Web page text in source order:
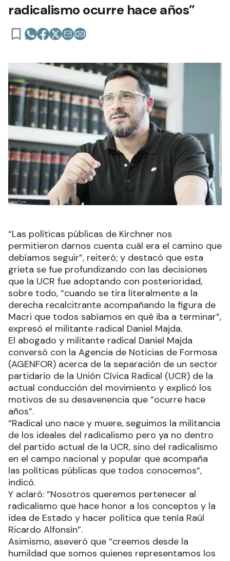
radicalismo ocurre hace años”
“Las políticas públicas de Kirchner nos
permitieron darnos cuenta cuál era el camino que
debíamos seguir”, reiteró; y destacó que esta
grieta se fue profundizando con las decisiones
que la UCR fue adoptando con posterioridad,
sobre todo, “cuando se tira literalmente a la
derecha recalcitrante acompañando la figura de
Macri que todos sabíamos en qué iba a terminar”,
expresó el militante radical Daniel Majda.
El abogado y militante radical Daniel Majda
conversó con la Agencia de Noticias de Formosa
(AGENFOR) acerca de la separación de un sector
partidario de la Unión Cívica Radical (UCR) de la
actual conducción del movimiento y explicó los
motivos de su desavenencia que “ocurre hace
años”.
“Radical uno nace y muere, seguimos la militancia
de los ideales del radicalismo pero ya no dentro
del partido actual de la UCR, sino del radicalismo
en el campo nacional y popular que acompaña
las políticas públicas que todos conocemos”,
indicó.
Y aclaró: “Nosotros queremos pertenecer al
radicalismo que hace honor a los conceptos y la
idea de Estado y hacer política que tenía Raúl
Ricardo Alfonsín”.
Asimismo, aseveró que “creemos desde la
humildad que somos quienes representamos los